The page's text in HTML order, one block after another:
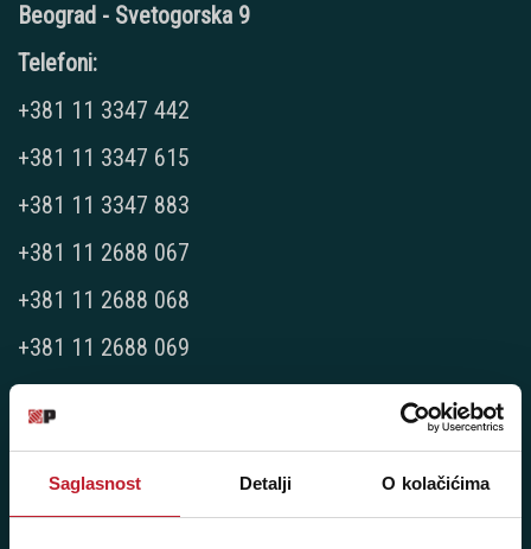
Saglasnost Detalji O kolačićima
Beograd - Svetogorska 9
Telefoni:
+381 11 3347 442
+381 11 3347 615
+381 11 3347 883
+381 11 2688 067
+381 11 2688 068
+381 11 2688 069
Ponedeljak - Petak: 9:00 - 20:00
Nedelja: Ne radimo